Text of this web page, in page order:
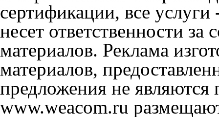
сертификации, все
несет ответственности
материалов. Реклама
материалов,
предложения не
www.weacom.ru